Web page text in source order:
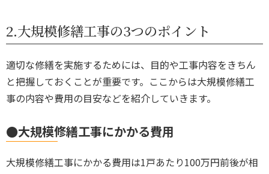
2.大規模修繕工事の3つのポイント
適切な修繕を実施するためには、目的や工事内容をきちん
と把握しておくことが重要です。ここからは大規模修繕工
事の内容や費用の目安などを紹介していきます。
●大規模修繕工事にかかる費用
大規模修繕工事にかかる費用は1戸あたり100万円前後が相